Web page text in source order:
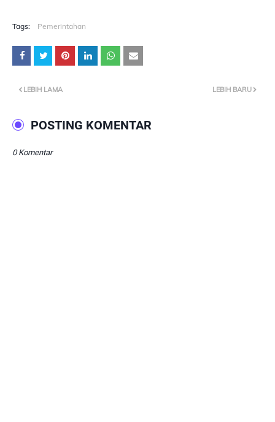
Tags: Pemerintahan
LEBIH BARU
LEBIH LAMA
POSTING KOMENTAR
0 Komentar